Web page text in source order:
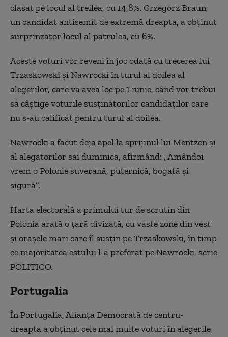
clasat pe locul al treilea, cu 14,8%. Grzegorz Braun,
un candidat antisemit de extremă dreapta, a obținut
surprinzător locul al patrulea, cu 6%.
Aceste voturi vor reveni în joc odată cu trecerea lui
Trzaskowski și Nawrocki în turul al doilea al
alegerilor, care va avea loc pe 1 iunie, când vor trebui
să câștige voturile susținătorilor candidaților care
nu s-au calificat pentru turul al doilea.
Nawrocki a făcut deja apel la sprijinul lui Mentzen și
al alegătorilor săi duminică, afirmând: „Amândoi
vrem o Polonie suverană, puternică, bogată și
sigură”.
Harta electorală a primului tur de scrutin din
Polonia arată o țară divizată, cu vaste zone din vest
și orașele mari care îl susțin pe Trzaskowski, în timp
ce majoritatea estului l-a preferat pe Nawrocki, scrie
POLITICO.
Portugalia
În Portugalia, Alianța Democrată de centru-
dreapta a obținut cele mai multe voturi în alegerile